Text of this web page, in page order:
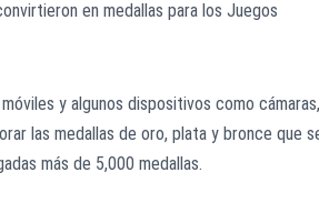
en medallas para los Juegos
y algunos dispositivos como cámaras,
las medallas de oro, plata y bronce que
más de 5,000 medallas.